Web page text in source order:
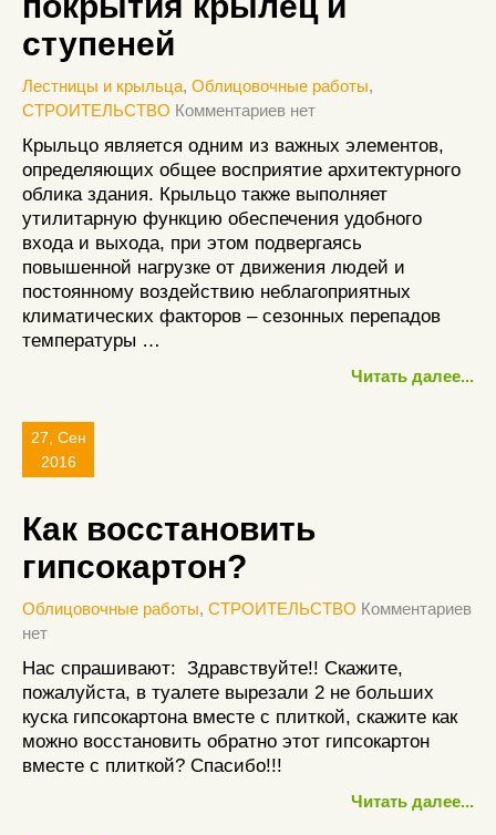
ступеней
Лестницы и крыльца, Облицовочные работы,
СТРОИТЕЛЬСТВО Комментариев нет
Крыльцо является одним из важных элементов,
определяющих общее восприятие архитектурного
облика здания. Крыльцо также выполняет
утилитарную функцию обеспечения удобного
входа и выхода, при этом подвергаясь
повышенной нагрузке от движения людей и
постоянному воздействию неблагоприятных
климатических факторов – сезонных перепадов
температуры …
Читать далее...
27, Сен
2016
Как восстановить
гипсокартон?
Облицовочные работы, СТРОИТЕЛЬСТВО Комментариев
нет
Нас спрашивают: Здравствуйте!! Скажите,
пожалуйста, в туалете вырезали 2 не больших
куска гипсокартона вместе с плиткой, скажите как
можно восстановить обратно этот гипсокартон
вместе с плиткой? Спасибо!!!
Читать далее...